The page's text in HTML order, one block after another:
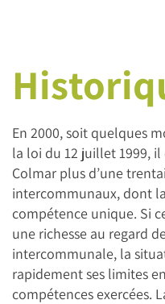
En 2000, soit quelques
la loi du 12 juillet 1999,
Colmar plus d’une
intercommunaux, dont
compétence unique. Si
une richesse au regard
intercommunale, la
rapidement ses limites
compétences exercées.